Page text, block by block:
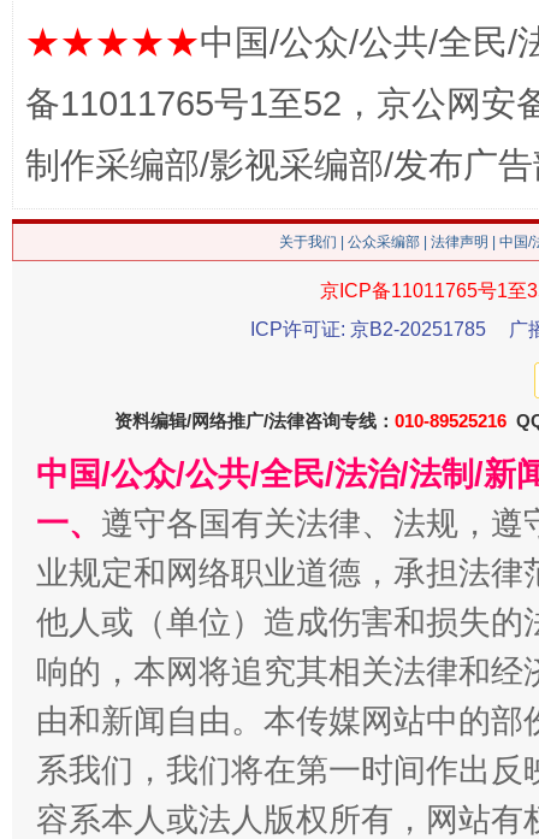
在谋一域中谋全局
今
习近平的博鳌关键词
★★★★★中国/公众/公共/全民/
备11011765号1至52，京公网安
制作采编部/影视采编部/发布广
关于我们 公众采编部 法律声明 | 中国
京ICP备11011765号1至
ICP许可证: 京B2-20251785
广
资料编辑/网络推广/法律咨询专线： 010-89525216
中国/公众/公共/全民/法治/法制/新
一、 遵守各国有关法律、法规，
业规定和网络职业道德，承担法
他人或（单位）造成伤害和损失
响的，本网将追究其相关法律和
由和新闻自由。本传媒网站中的
系我们，我们将在第一时间作出
容系本人或法人版权所有，网站